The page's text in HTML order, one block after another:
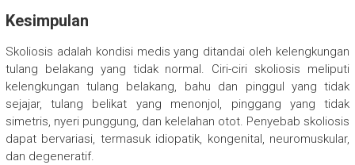
Kesimpulan
Skoliosis adalah kondisi medis yang ditandai oleh kelengkungan
tulang belakang yang tidak normal. Ciri-ciri skoliosis meliputi
kelengkungan tulang belakang, bahu dan pinggul yang tidak
sejajar, tulang belikat yang menonjol, pinggang yang tidak
simetris, nyeri punggung, dan kelelahan otot. Penyebab skoliosis
dapat bervariasi, termasuk idiopatik, kongenital, neuromuskular,
dan degeneratif.